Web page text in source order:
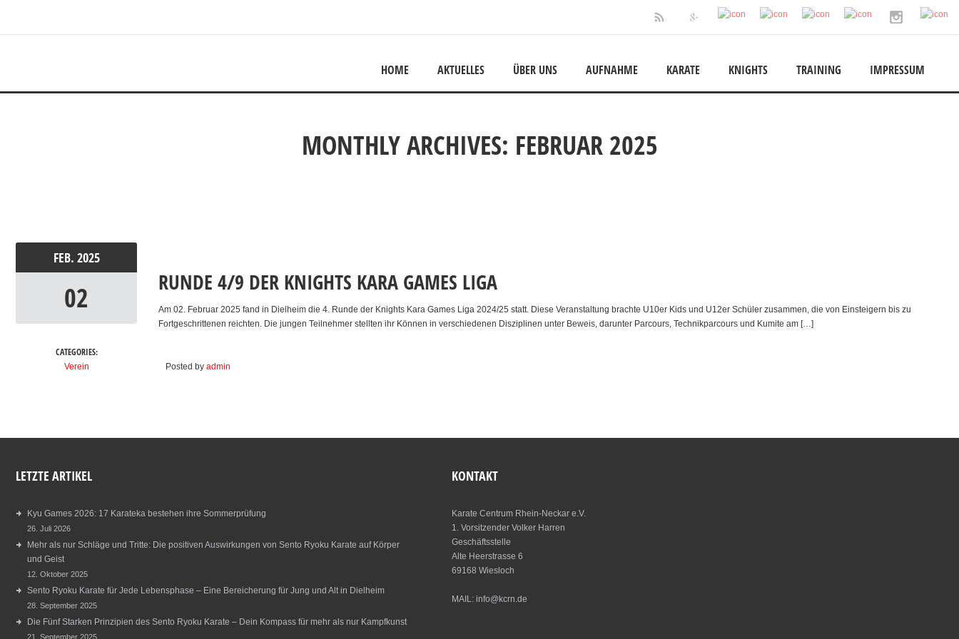
HOME AKTUELLES ÜBER UNS AUFNAHME KARATE KNIGHTS TRAINING IMPRESSUM
MONTHLY ARCHIVES: FEBRUAR 2025
FEB. 2025
02
CATEGORIES:
Verein
RUNDE 4/9 DER KNIGHTS KARA GAMES LIGA
Am 02. Februar 2025 fand in Dielheim die 4. Runde der Knights Kara Games Liga 2024/25 statt. Diese Veranstaltung brachte U10er Kids und U12er Schüler zusammen, die von Einsteigern bis zu
Fortgeschrittenen reichten. Die jungen Teilnehmer stellten ihr Können in verschiedenen Disziplinen unter Beweis, darunter Parcours, Technikparcours und Kumite am […]
Posted by admin
LETZTE ARTIKEL
Kyu Games 2026: 17 Karateka bestehen ihre Sommerprüfung
26. Juli 2026
Mehr als nur Schläge und Tritte: Die positiven Auswirkungen von Sento Ryoku Karate auf Körper
und Geist
12. Oktober 2025
Sento Ryoku Karate für Jede Lebensphase – Eine Bereicherung für Jung und Alt in Dielheim
28. September 2025
Die Fünf Starken Prinzipien des Sento Ryoku Karate – Dein Kompass für mehr als nur Kampfkunst
21. September 2025
KONTAKT
Karate Centrum Rhein-Neckar e.V.
1. Vorsitzender Volker Harren
Geschäftsstelle
Alte Heerstrasse 6
69168 Wiesloch
MAIL: info@kcrn.de